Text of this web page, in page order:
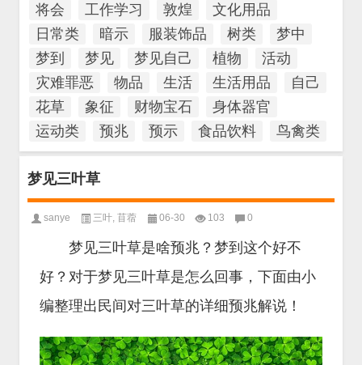
将会
工作学习 敦煌
文化用品
日常类
暗示 服装饰品 树类
梦中
梦到
梦见 梦见自己 植物
活动
灾难罪恶
物品 生活 生活用品
自己
花草
象征 财物宝石
身体器官
运动类
预兆 预示 食品饮料 鸟禽类
梦见三叶草
sanye 三叶, 苜蓿 06-30 103 0
梦见三叶草是啥预兆？梦到这个好不
好？对于梦见三叶草是怎么回事，下面由小
编整理出民间对三叶草的详细预兆解说！